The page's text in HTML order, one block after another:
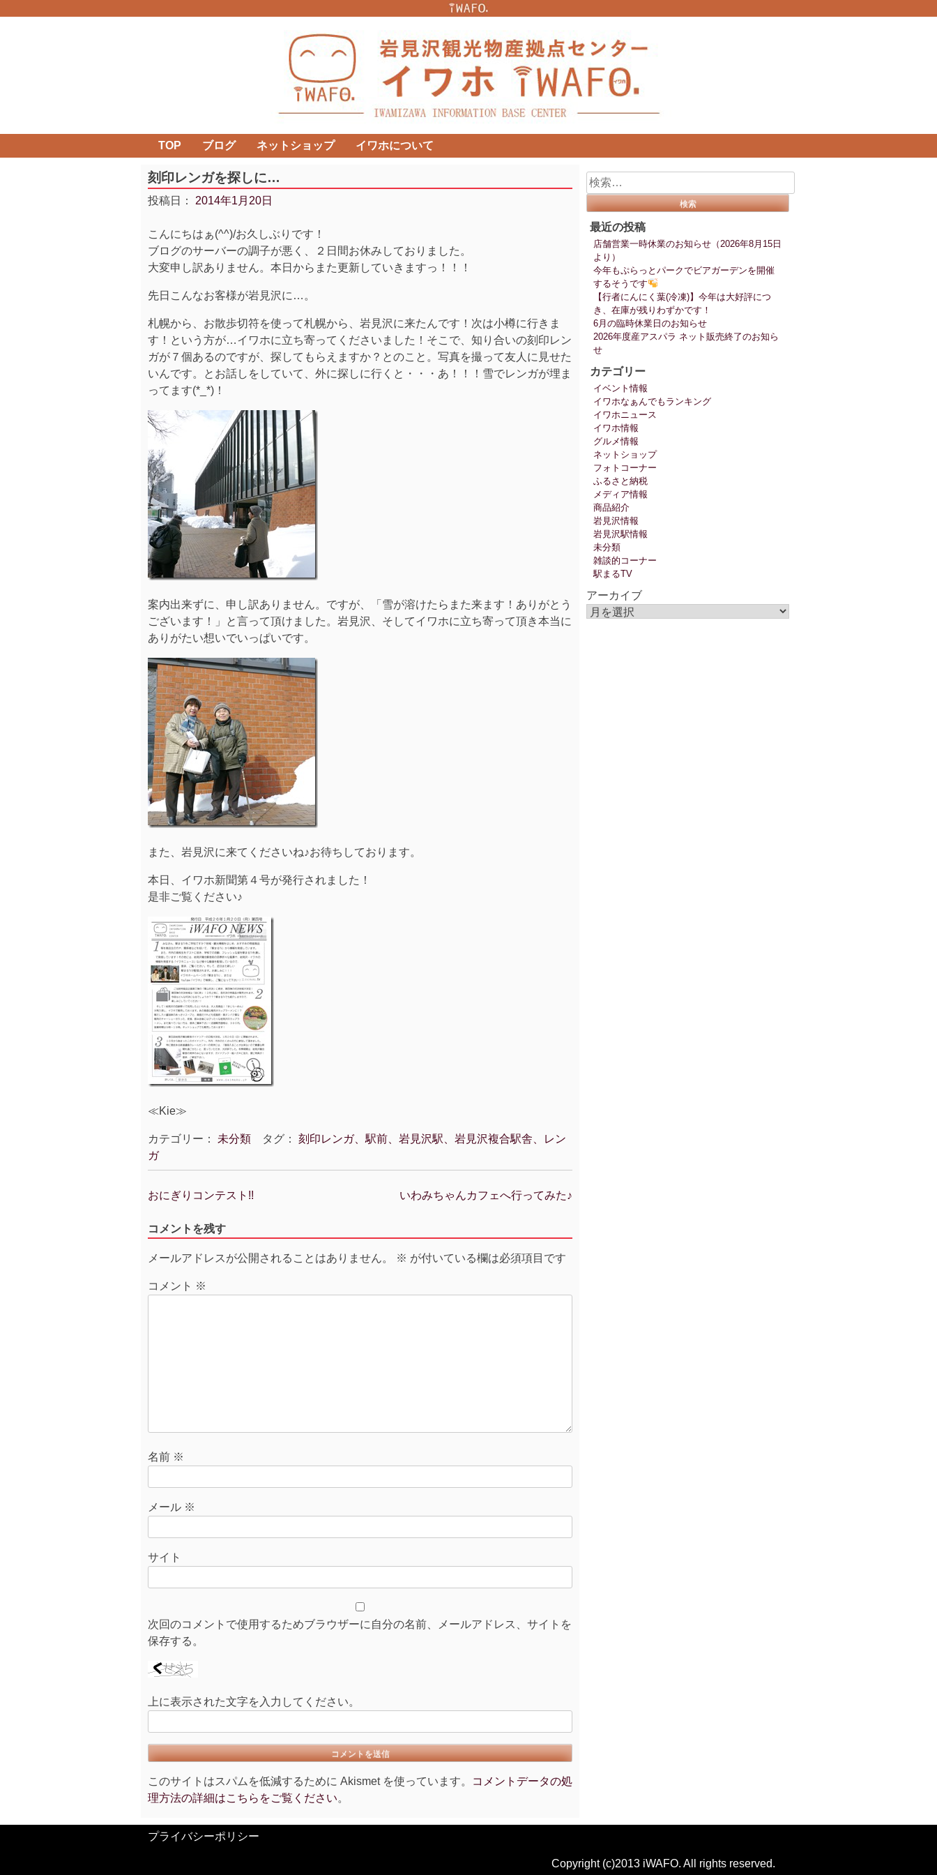
TOP ブログ ネットショップ イワホについて
刻印レンガを探しに…
投稿日： 2014年1月20日
こんにちはぁ(^^)/お久しぶりです！
ブログのサーバーの調子が悪く、２日間お休みしておりました。
大変申し訳ありません。本日からまた更新していきますっ！！！
先日こんなお客様が岩見沢に…。
札幌から、お散歩切符を使って札幌から、岩見沢に来たんです！次は小樽に行きま
す！という方が…イワホに立ち寄ってくださいました！そこで、知り合いの刻印レン
ガが７個あるのですが、探してもらえますか？とのこと。写真を撮って友人に見せた
いんです。とお話しをしていて、外に探しに行くと・・・あ！！！雪でレンガが埋ま
ってます(*_*)！
案内出来ずに、申し訳ありません。ですが、「雪が溶けたらまた来ます！ありがとう
ございます！」と言って頂けました。岩見沢、そしてイワホに立ち寄って頂き本当に
ありがたい想いでいっぱいです。
また、岩見沢に来てくださいね♪お待ちしております。
本日、イワホ新聞第４号が発行されました！
是非ご覧ください♪
≪Kie≫
カテゴリー： 未分類 タグ： 刻印レンガ、駅前、岩見沢駅、岩見沢複合駅舎、レン
ガ
投
ナ
ゲ
ー
シ
おにぎりコンテスト!! いわみちゃんカフェへ行ってみた♪
コメントを残す
メールアドレスが公開されることはありません。 ※ が付いている欄は必須項目です
コメント ※
名前 ※
メール ※
サイト
次回のコメントで使用するためブラウザーに自分の名前、メールアドレス、サイトを
保存する。
上に表示された文字を入力してください。
このサイトはスパムを低減するために Akismet を使っています。
コメントデータの処
理方法の詳細はこちらをご覧ください。
検
索:
最近の投稿
店舗営業一時休業のお知らせ（2026年8月15日
より）
今年もぷらっとパークでビアガーデンを開催
するそうです
【行者にんにく葉(冷凍)】今年は大好評につ
き、在庫が残りわずかです！
6月の臨時休業日のお知らせ
2026年度産アスパラ ネット販売終了のお知ら
せ
カテゴリー
イベント情報
イワホなぁんでもランキング
イワホニュース
イワホ情報
グルメ情報
ネットショップ
フォトコーナー
ふるさと納税
メディア情報
商品紹介
岩見沢情報
岩見沢駅情報
未分類
雑談的コーナー
駅まるTV
アーカイブ
プライバシーポリシー
Copyright (c)2013 iWAFO. All rights reserved.